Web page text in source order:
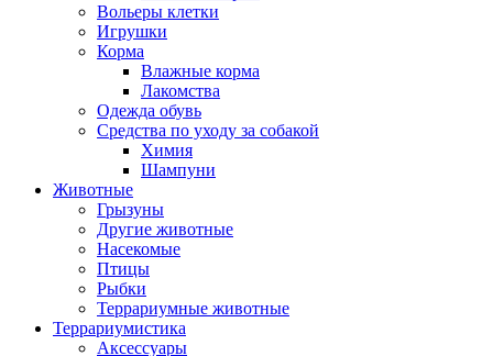
Вольеры клетки
Игрушки
Корма
Влажные корма
Лакомства
Одежда обувь
Средства по уходу за собакой
Химия
Шампуни
Животные
Грызуны
Другие животные
Насекомые
Птицы
Рыбки
Террариумные животные
Террариумистика
Аксессуары